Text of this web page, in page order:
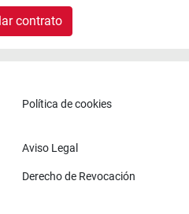
contrato
Política de cookies
Aviso Legal
Derecho de Revocación